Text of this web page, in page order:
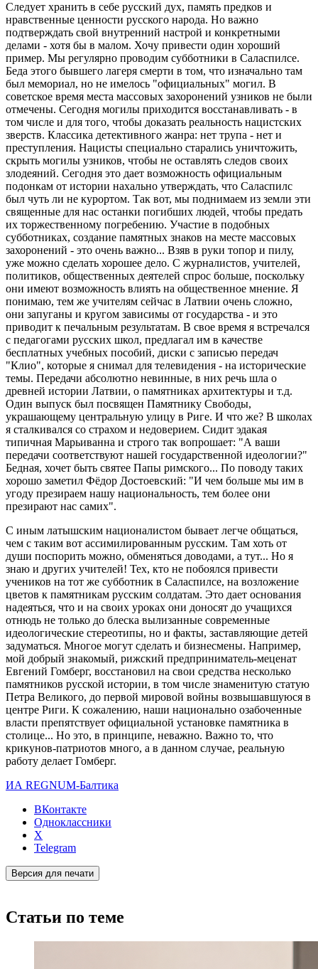
Следует хранить в себе русский дух, память предков и
нравственные ценности русского народа. Но важно
подтверждать свой внутренний настрой и конкретными
делами - хотя бы в малом. Хочу привести один хороший
пример. Мы регулярно проводим субботники в Саласпилсе.
Беда этого бывшего лагеря смерти в том, что изначально там
был мемориал, но не имелось "официальных" могил. В
советское время места массовых захоронений узников не были
отмечены. Сегодня могилы приходится восстанавливать - в
том числе и для того, чтобы доказать реальность нацистских
зверств. Классика детективного жанра: нет трупа - нет и
преступления. Нацисты специально старались уничтожить,
скрыть могилы узников, чтобы не оставлять следов своих
злодеяний. Сегодня это дает возможность официальным
подонкам от истории нахально утверждать, что Саласпилс
был чуть ли не курортом. Так вот, мы поднимаем из земли эти
священные для нас останки погибших людей, чтобы предать
их торжественному погребению. Участие в подобных
субботниках, создание памятных знаков на месте массовых
захоронений - это очень важно... Взяв в руки топор и пилу,
уже можно сделать хорошее дело. С журналистов, учителей,
политиков, общественных деятелей спрос больше, поскольку
они имеют возможность влиять на общественное мнение. Я
понимаю, тем же учителям сейчас в Латвии очень сложно,
они запуганы и кругом зависимы от государства - и это
приводит к печальным результатам. В свое время я встречался
с педагогами русских школ, предлагал им в качестве
бесплатных учебных пособий, диски с записью передач
"Клио", которые я снимал для телевидения - на исторические
темы. Передачи абсолютно невинные, в них речь шла о
древней истории Латвии, о памятниках архитектуры и т.д.
Один выпуск был посвящен Памятнику Свободы,
украшающему центральную улицу в Риге. И что же? В школах
я сталкивался со страхом и недоверием. Сидит эдакая
типичная Марьиванна и строго так вопрошает: "А ваши
передачи соответствуют нашей государственной идеологии?"
Бедная, хочет быть святее Папы римского... По поводу таких
хорошо заметил Фёдор Достоевский: "И чем больше мы им в
угоду презираем нашу национальность, тем более они
презирают нас самих".
С иным латышским националистом бывает легче общаться,
чем с таким вот ассимилированным русским. Там хоть от
души поспорить можно, обменяться доводами, а тут... Но я
знаю и других учителей! Тех, кто не побоялся привести
учеников на тот же субботник в Саласпилсе, на возложение
цветов к памятникам русским солдатам. Это дает основания
надеяться, что и на своих уроках они доносят до учащихся
отнюдь не только до блеска вылизанные современные
идеологические стереотипы, но и факты, заставляющие детей
задуматься. Многое могут сделать и бизнесмены. Например,
мой добрый знакомый, рижский предприниматель-меценат
Евгений Гомберг, восстановил на свои средства несколько
памятников русской истории, в том числе знаменитую статую
Петра Великого, до первой мировой войны возвышавшуюся в
центре Риги. К сожалению, наши национально озабоченные
власти препятствует официальной установке памятника в
столице... Но это, в принципе, неважно. Важно то, что
крикунов-патриотов много, а в данном случае, реальную
работу делает Гомберг.
ИА REGNUM-Балтика
ВКонтакте
Одноклассники
X
Telegram
Версия для печати
Статьи по теме